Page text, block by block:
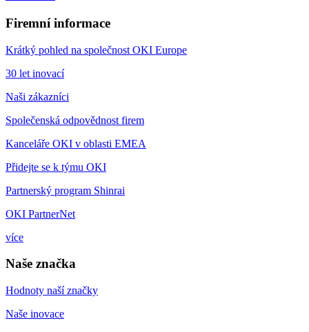
Firemní informace
Krátký pohled na společnost OKI Europe
30 let inovací
Naši zákazníci
Společenská odpovědnost firem
Kanceláře OKI v oblasti EMEA
Přidejte se k týmu OKI
Partnerský program Shinrai
OKI PartnerNet
více
Naše značka
Hodnoty naší značky
Naše inovace